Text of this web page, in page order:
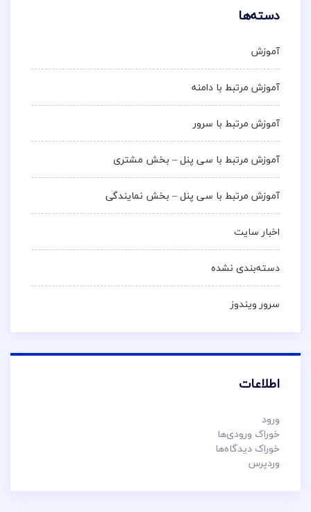
دسته‌ها
آموزش
آموزش مرتبط با دامنه
آموزش مرتبط با سرور
آموزش مرتبط با سی پنل – بخش مشتری
آموزش مرتبط با سی پنل – بخش نمایندگی
اخبار سایت
دسته‌بندی نشده
سرور ویندوز
اطلاعات
ورود
خوراک ورودی‌ها
خوراک دیدگاه‌ها
وردپرس